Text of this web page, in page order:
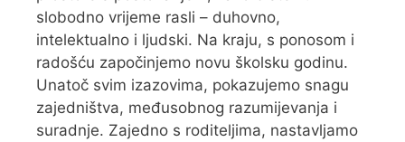
slobodno vrijeme rasli – duhovno,
intelektualno i ljudski. Na kraju, s ponosom i
radošću započinjemo novu školsku godinu.
Unatoč svim izazovima, pokazujemo snagu
zajedništva, međusobnog razumijevanja i
suradnje. Zajedno s roditeljima, nastavljamo